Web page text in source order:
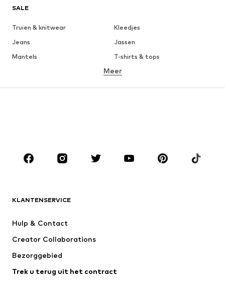
SALE
Truien & knitwear
Kleedjes
Jeans
Jassen
Mantels
T-shirts & tops
Ondergoed
Accessoires
Premium
Nieuw
Ondergoed
Mantels
Rokken
Meer
KLANTENSERVICE
Hulp & Contact
Creator Collaborations
Bezorggebied
Trek u terug uit het contract